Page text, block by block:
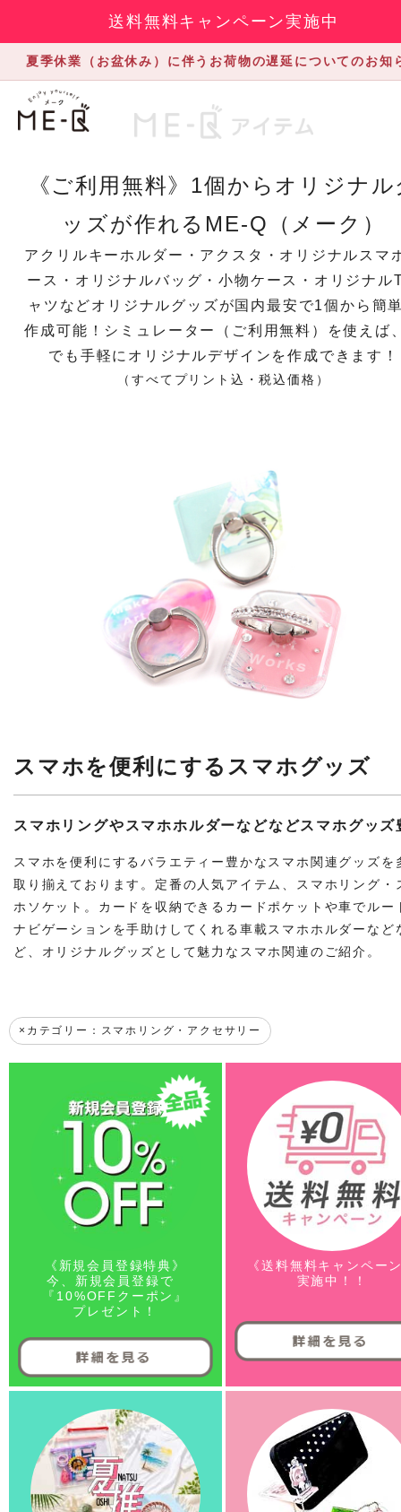
送料無料キャンペーン実施中
夏季休業（お盆休み）に伴うお荷物の遅延についてのお知
《ご利用無料》1個からオリジナル
ッズが作れるME-Q（メーク）
アクリルキーホルダー・アクスタ・オリジナルスマ
ース・オリジナルバッグ・小物ケース・オリジナル
ャツなどオリジナルグッズが国内最安で1個から簡
作成可能！シミュレーター（ご利用無料）を使えば
でも手軽にオリジナルデザインを作成できます！
（すべてプリント込・税込価格）
スマホを便利にするスマホグッズ
スマホリングやスマホホルダーなどなどスマホグッズ
スマホを便利にするバラエティー豊かなスマホ関連グッズを
取り揃えております。定番の人気アイテム、スマホリング・
ホソケット。カードを収納できるカードポケットや車でルー
ナビゲーションを手助けしてくれる車載スマホホルダーなど
ど、オリジナルグッズとして魅力なスマホ関連のご紹介。
カテゴリー：スマホリング・アクセサリー
《新規会員登録特典》
今、新規会員登録で
『10%OFFクーポン』
プレゼント！
《送料無料キャンペー
実施中！！